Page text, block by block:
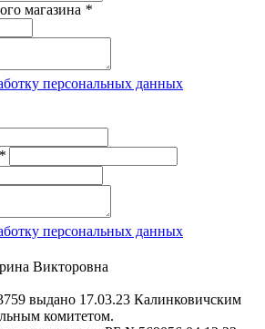
магазина *
персональных данных
*
персональных данных
Викторовна
выдано 17.03.23 Калинковичским
комитетом.